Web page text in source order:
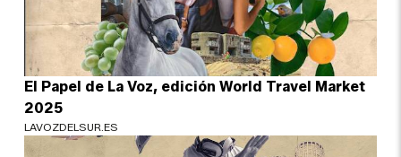
El Papel de La Voz, edición World Travel Market
2025
LAVOZDELSUR.ES